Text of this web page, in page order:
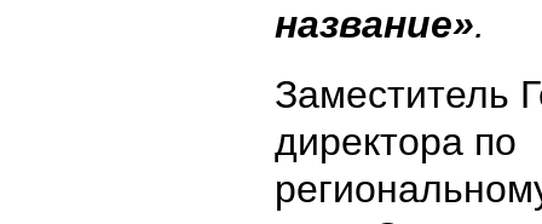
название».
Заместитель
директора по